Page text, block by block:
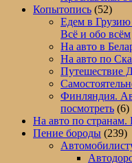
Копытопись (52)
Едем в Грузию
Всё и обо всём
На авто в
На авто по
Путешествие
Финляндия.
посмотреть (6)
На авто по
Пение бороды (239)